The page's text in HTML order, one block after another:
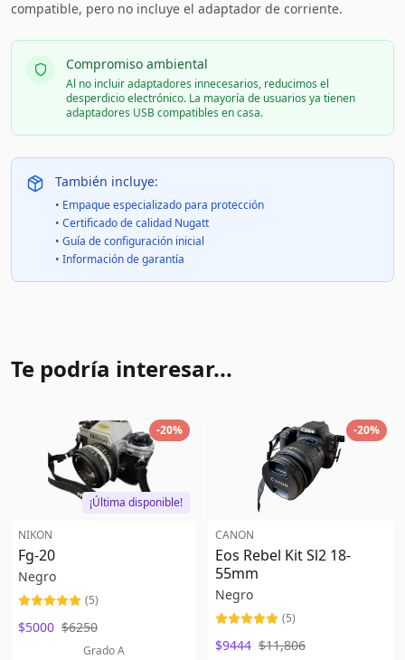
compatible, pero no incluye el adaptador de corriente.
Compromiso ambiental
Al no incluir adaptadores innecesarios, reducimos el
desperdicio electrónico. La mayoría de usuarios ya tienen
adaptadores USB compatibles en casa.
También incluye:
• Empaque especializado para protección
• Certificado de calidad Nugatt
• Guía de configuración inicial
• Información de garantía
Te podría interesar...
-20%
¡Última disponible!
NIKON
Fg-20
Negro
(5)
$5000 $6250
Grado A
-20%
CANON
Eos Rebel Kit Sl2 18-
55mm
Negro
(5)
$9444 $11,806